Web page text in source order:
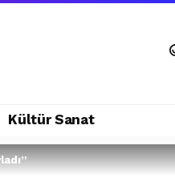
Kültür Sanat